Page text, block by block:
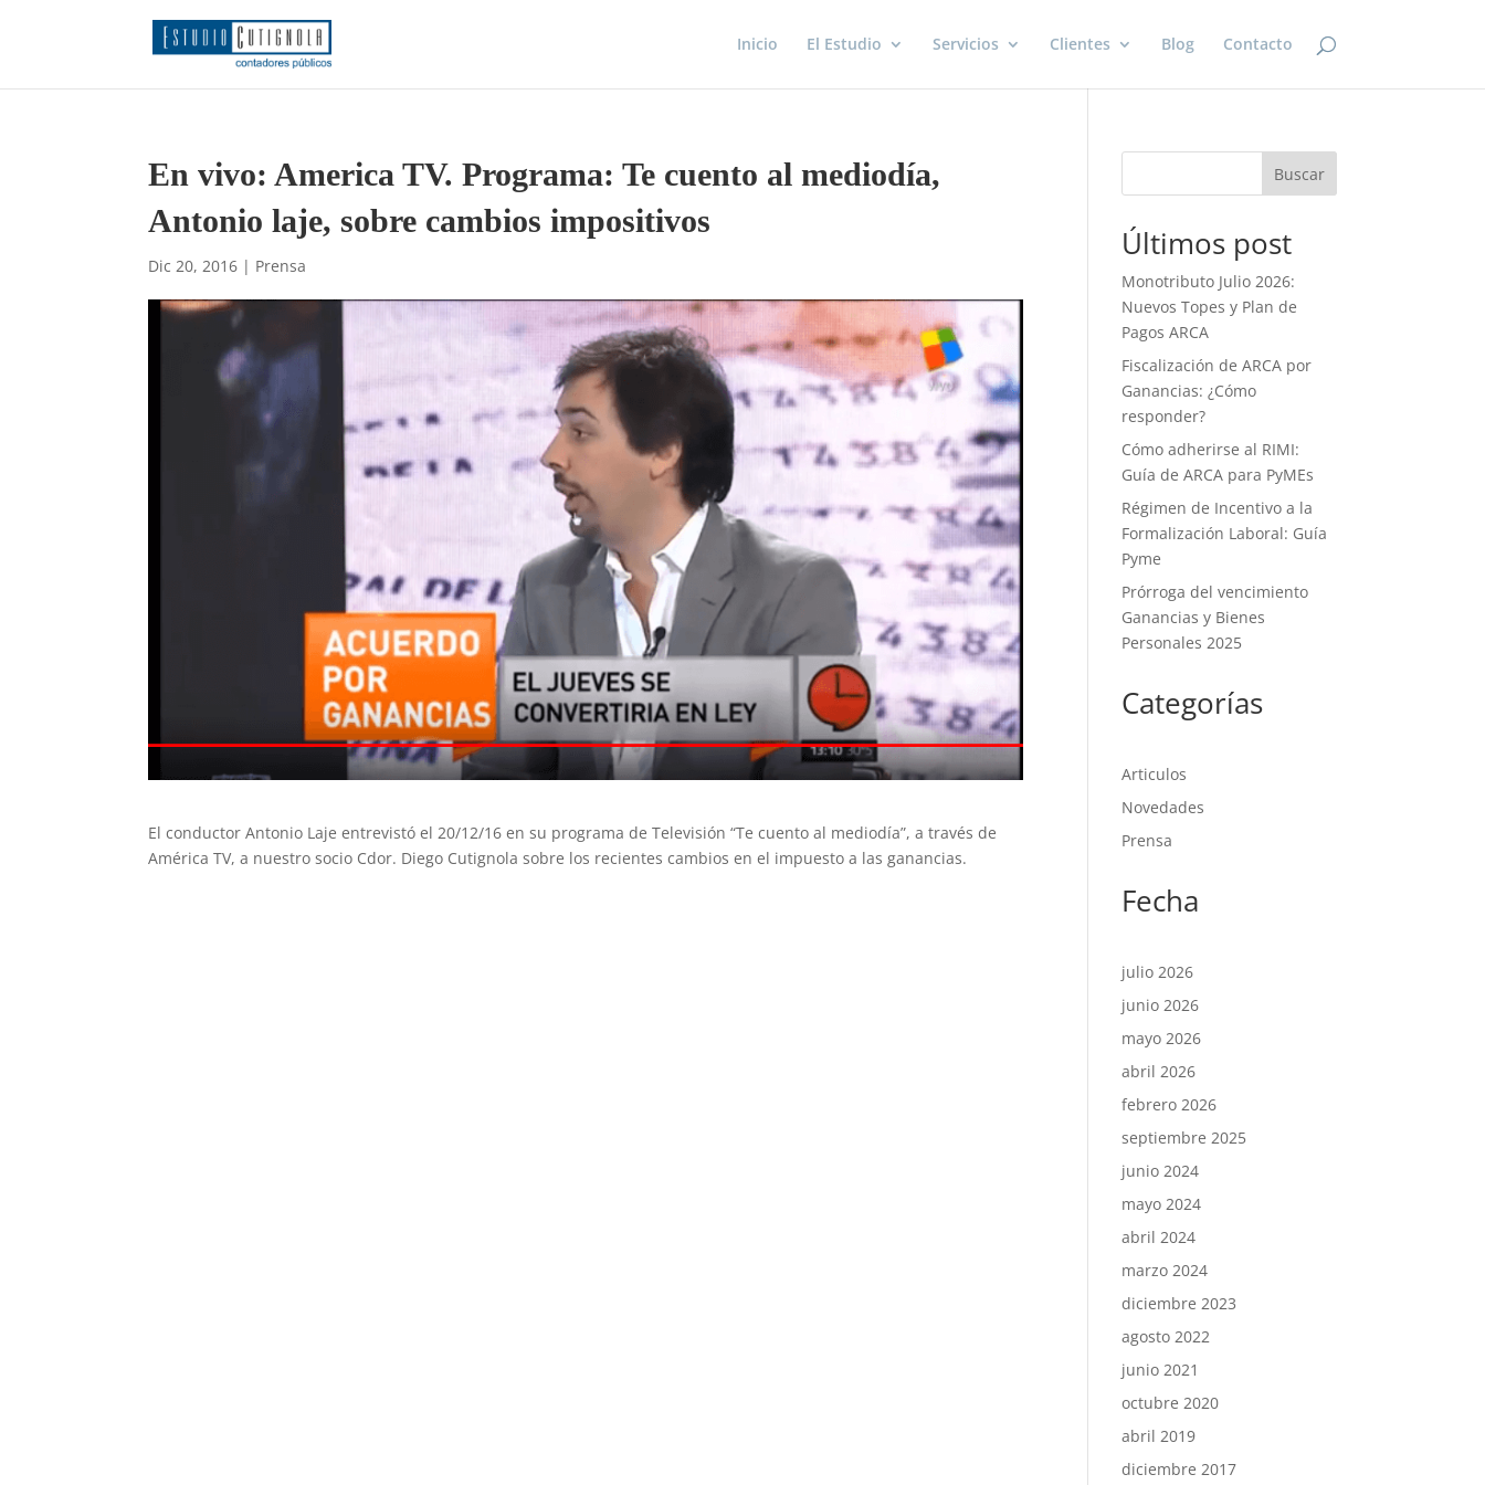
Inicio El Estudio Servicios Clientes Blog Contacto
En vivo: America TV. Programa: Te cuento al mediodía,
Antonio laje, sobre cambios impositivos
Dic 20, 2016 | Prensa
El conductor Antonio Laje entrevistó el 20/12/16 en su programa de Televisión “Te cuento al mediodía”, a través de
América TV, a nuestro socio Cdor. Diego Cutignola sobre los recientes cambios en el impuesto a las ganancias.
Buscar
Últimos post
Monotributo Julio 2026:
Nuevos Topes y Plan de
Pagos ARCA
Fiscalización de ARCA por
Ganancias: ¿Cómo
responder?
Cómo adherirse al RIMI:
Guía de ARCA para PyMEs
Régimen de Incentivo a la
Formalización Laboral: Guía
Pyme
Prórroga del vencimiento
Ganancias y Bienes
Personales 2025
Categorías
Articulos
Novedades
Prensa
Fecha
julio 2026
junio 2026
mayo 2026
abril 2026
febrero 2026
septiembre 2025
junio 2024
mayo 2024
abril 2024
marzo 2024
diciembre 2023
agosto 2022
junio 2021
octubre 2020
abril 2019
diciembre 2017